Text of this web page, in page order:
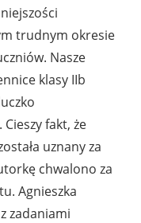
trudnym okresie
Nasze
klasy IIb
fakt, że
uznany za
chwalono za
Agnieszka
zadaniami